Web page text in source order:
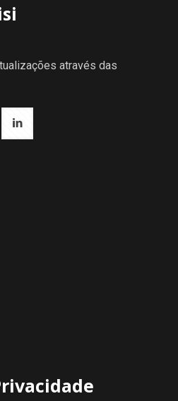
através das